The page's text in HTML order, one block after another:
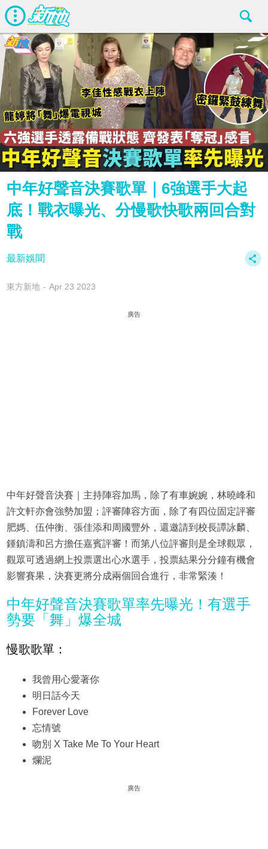
中年好聲音決賽歌單｜6強選手大起
底！戰衣曝光、分慢歌快歌兩回合對
戰
最新娛聞
東方新地 Apr 23 2023
廣告
中年好聲音決賽｜主持陣容加馬，除了有車婉婉，林曉峰和
許文軒亦會強勢加盟；評審陣容方面，除了有四位固定評審
肥媽、伍仲衡、張佳添和周國豐外，還邀請到校長譚詠麟、
鍾鎮濤和呂方擔任嘉賓評審！而第八位評審則是全球觀眾，
觀眾可透過網上投票選出心水選手，投票結果分分鐘有機會
影響賽果，決賽更將分成兩個回合進行，非常緊湊！
中年好聲音決賽歌單率先曝光！有選手
勢要「舞」爆全城
慢歌歌單：
我曾用心愛著你
明日話今天
Forever Love
忘情號
吻別 X Take Me To Your Heart
爛泥
廣告